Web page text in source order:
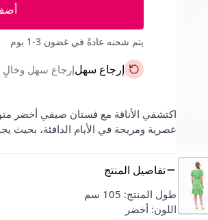
يتم شحنه عادةً في غضون 3-1 يوم
إرجاع سهلإرجاع سهل وخالٍ من
عصرية ومريحة في الأيام الدافئة، بحيث
تفاصيل المنتج
طول المنتج: 105 سم
اللون: أخضر